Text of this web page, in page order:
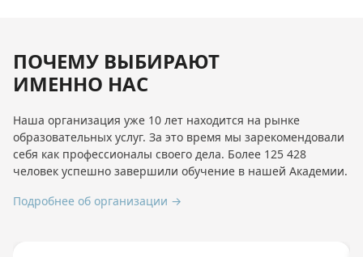
ПОЧЕМУ ВЫБИРАЮТ
ИМЕННО НАС
Наша организация уже 10 лет находится на рынке
образовательных услуг. За это время мы зарекомендовали
себя как профессионалы своего дела. Более 125 428
человек успешно завершили обучение в нашей Академии.
Подробнее об организации →